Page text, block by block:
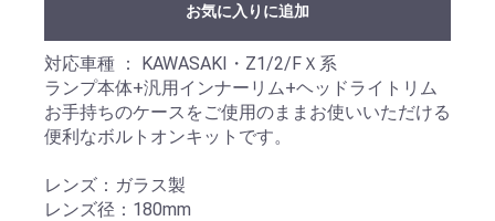
お気に入りに追加
対応車種 ： KAWASAKI・Z1/2/FＸ系
ランプ本体+汎用インナーリム+ヘッドライトリム
お手持ちのケースをご使用のままお使いいただける
便利なボルトオンキットです。
レンズ：ガラス製
レンズ径：180mm